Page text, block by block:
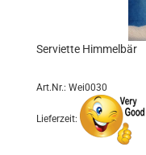
Serviette Himmelbär
Art.Nr.: Wei0030
Lieferzeit: